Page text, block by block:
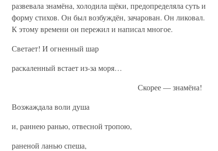
развевала знамёна, холодила щёки, предопределяла суть и
форму стихов. Он был возбуждён, зачарован. Он ликовал.
К этому времени он пережил и написал многое.
Светает! И огненный шар
раскаленный встает из-за моря…
Скорее — знамёна!
Возжаждала воли душа
и, раннею ранью, отвесной тропою,
раненой ланью спеша,